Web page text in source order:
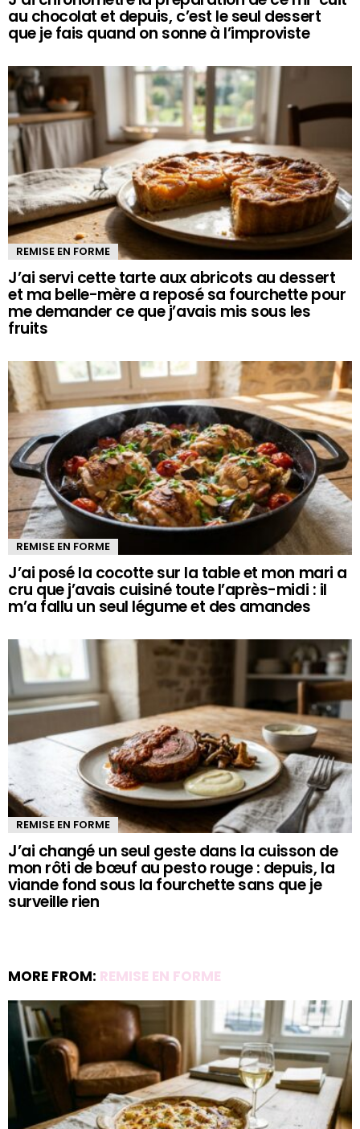
au chocolat et depuis, c’est le seul dessert
que je fais quand on sonne à l’improviste
REMISE EN FORME
J’ai servi cette tarte aux abricots au dessert
et ma belle-mère a reposé sa fourchette pour
me demander ce que j’avais mis sous les
fruits
REMISE EN FORME
J’ai posé la cocotte sur la table et mon mari a
cru que j’avais cuisiné toute l’après-midi : il
m’a fallu un seul légume et des amandes
REMISE EN FORME
J’ai changé un seul geste dans la cuisson de
mon rôti de bœuf au pesto rouge : depuis, la
viande fond sous la fourchette sans que je
surveille rien
MORE FROM: REMISE EN FORME